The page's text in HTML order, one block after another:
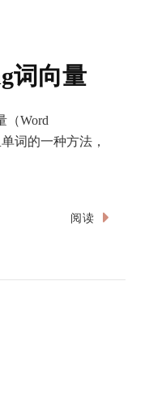
词向量
（Word
词的一种方法，
阅读